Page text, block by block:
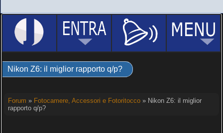
Nikon Z6: il miglior rapporto q/p?
Forum » Fotocamere, Accessori e Fotoritocco» Nikon Z6: il miglior
rapporto q/p?